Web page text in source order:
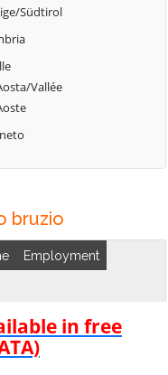
Giorgio
Giovanni in
Lorenzo
Arcella
in
Südtirol
Vallée
bruzio
Employment
in free